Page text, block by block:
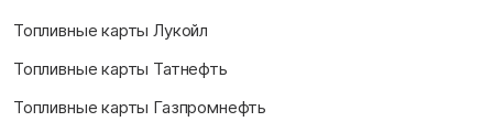
Топливные карты Лукойл
Топливные карты Татнефть
Топливные карты Газпромнефть